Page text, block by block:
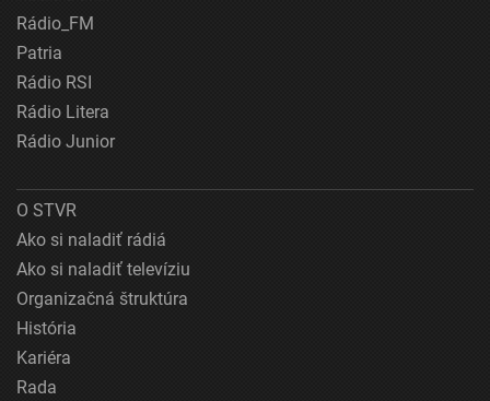
Rádio_FM
Patria
Rádio RSI
Rádio Litera
Rádio Junior
O STVR
Ako si naladiť rádiá
Ako si naladiť televíziu
Organizačná štruktúra
História
Kariéra
Rada